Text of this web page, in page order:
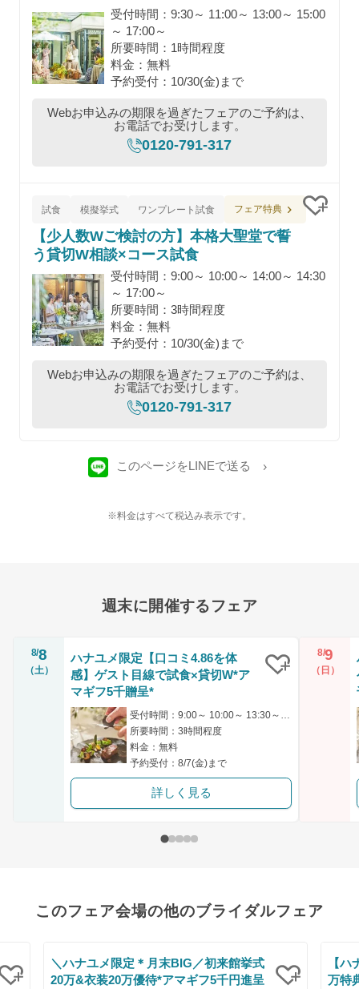
受付時間：9:30～ 11:00～ 13:00～ 15:00
～ 17:00～
所要時間：1時間程度
料金：無料
予約受付：10/30(金)まで
Webお申込みの期限を過ぎたフェアのご予約は、
お電話でお受けします。
0120-791-317
試食 模擬挙式 ワンプレート試食 フェア特典
【少人数Wご検討の方】本格大聖堂で誓
う貸切W相談×コース試食
受付時間：9:00～ 10:00～ 14:00～ 14:30
～ 17:00～
所要時間：3時間程度
料金：無料
予約受付：10/30(金)まで
Webお申込みの期限を過ぎたフェアのご予約は、
お電話でお受けします。
0120-791-317
このページをLINEで送る
※料金はすべて税込み表示です。
週末に開催するフェア
8/8
（土）
ハナユメ限定【口コミ4.86を体
感】ゲスト目線で試食×貸切W*ア
マギフ5千贈呈*
所要時間：3時間程度
料金：無料
予約受付：8/7(金)まで
詳しく見る
8/9
（日）
このフェア会場の他のブライダルフェア
＼ハナユメ限定＊月末BIG／初来館挙式
20万&衣装20万優待*アマギフ5千円進呈
【
万特